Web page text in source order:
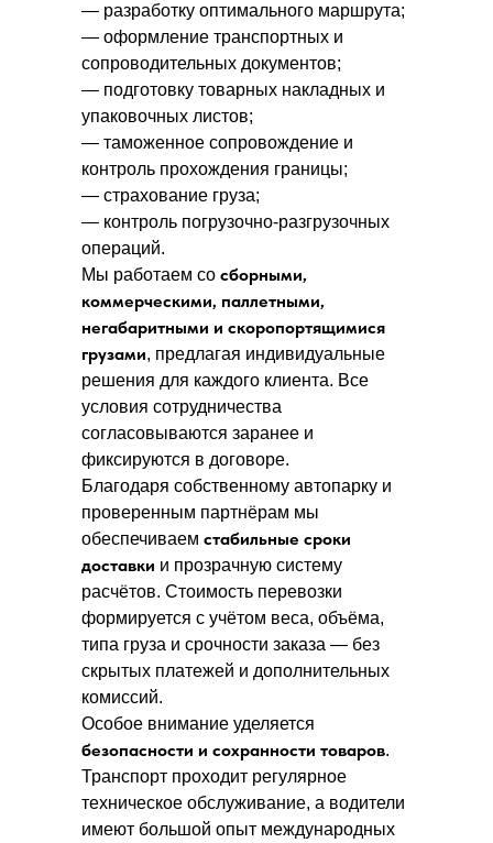
— разработку оптимального маршрута;
— оформление транспортных и
сопроводительных документов;
— подготовку товарных накладных и
упаковочных листов;
— таможенное сопровождение и
контроль прохождения границы;
— страхование груза;
— контроль погрузочно-разгрузочных
операций.
Мы работаем со сборными,
коммерческими, паллетными,
негабаритными и скоропортящимися
грузами, предлагая индивидуальные
решения для каждого клиента. Все
условия сотрудничества
согласовываются заранее и
фиксируются в договоре.
Благодаря собственному автопарку и
проверенным партнёрам мы
обеспечиваем стабильные сроки
доставки и прозрачную систему
расчётов. Стоимость перевозки
формируется с учётом веса, объёма,
типа груза и срочности заказа — без
скрытых платежей и дополнительных
комиссий.
Особое внимание уделяется
безопасности и сохранности товаров.
Транспорт проходит регулярное
техническое обслуживание, а водители
имеют большой опыт международных